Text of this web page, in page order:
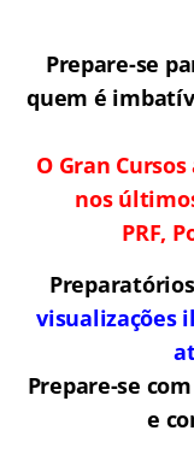
Prepare-se
quem é
O Gran
nos
PRF,
visualizações
Prepare-se
e